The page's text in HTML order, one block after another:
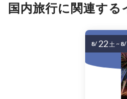
国内旅行に関連する
8/ 22土~ 8/